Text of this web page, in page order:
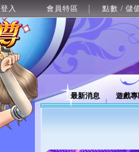
入 會員特區 點數 / 儲
最新消息 遊戲